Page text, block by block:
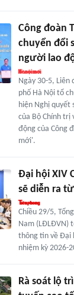
Công đoàn
chuyển đổi
người lao
Ngày 30-5, Liên
phố Hà Nội tổ
hiện Nghị quyết
của Bộ Chính
động của Công
mới'.
Đại hội XIV
sẽ diễn ra
Chiều 29/5,
Nam (LĐLĐVN)
thông tin về Đại
nhiệm kỳ 2026-
Rà soát lộ